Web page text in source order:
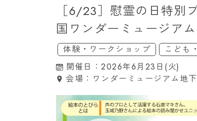
［6/23］慰霊の日特別
国ワンダーミュージアム
体験・ワークショップ
こども
開催日：2026年6月23日(火)
会場：ワンダーミュージアム地